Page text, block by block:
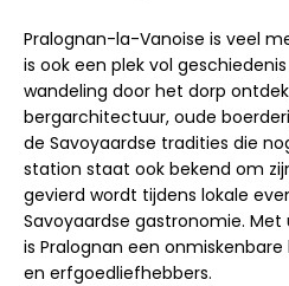
Pralognan-la-Vanoise is veel
is ook een plek vol
wandeling door het dorp
bergarchitectuur, oude
de Savoyaardse tradities die
station staat ook bekend om
gevierd wordt tijdens lokale
Savoyaardse gastronomie.
is Pralognan een
en erfgoedliefhebbers.